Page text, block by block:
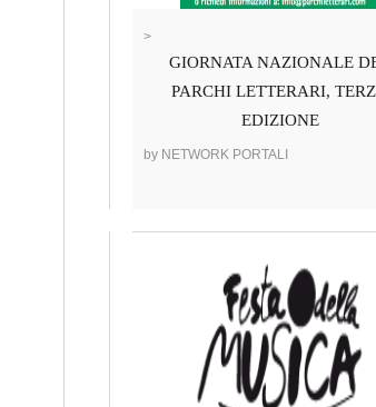
>
GIORNATA NAZIONALE
PARCHI LETTERARI,
EDIZIONE
by NETWORK PORTALI